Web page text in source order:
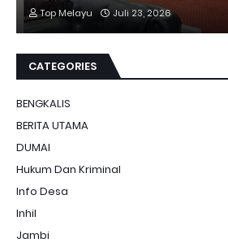
Top Melayu Juli 23, 2026
CATEGORIES
BENGKALIS
BERITA UTAMA
DUMAI
Hukum Dan Kriminal
Info Desa
Inhil
Jambi